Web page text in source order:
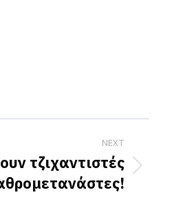
NEXT
τζιχαντιστές